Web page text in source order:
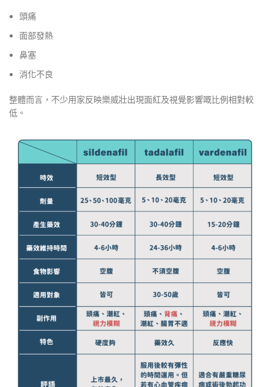
頭痛
面部發熱
鼻塞
消化不良
整體而言，不少用家反映樂威壯出現面紅及視覺影響嘅比例相對較
低。